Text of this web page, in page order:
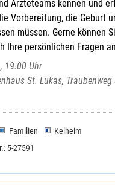
Ärzteteams kennen und
Vorbereitung, die Geburt
müssen. Gerne können
Ihre persönlichen Fragen
19.00 Uhr
St. Lukas, Traubenweg
Familien
Kelheim
5-27591